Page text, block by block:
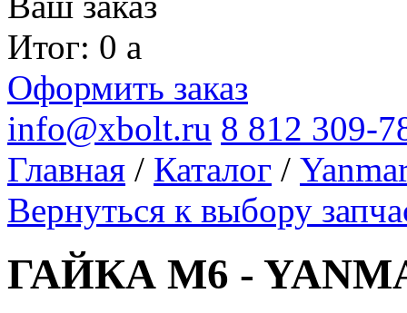
Итог: 0 a
Оформить заказ
info@xbolt.ru 8 812 309-
Главная / Каталог /
Вернуться к выбору
ГАЙКА M6 -